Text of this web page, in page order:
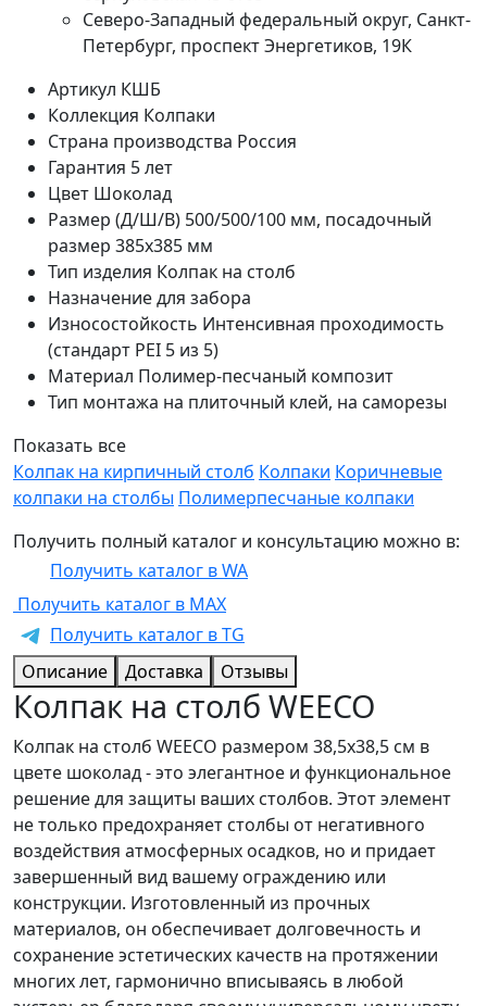
Северо-Западный федеральный округ, Санкт-
Петербург, проспект Энергетиков, 19К
Артикул КШБ
Коллекция Колпаки
Страна производства Россия
Гарантия 5 лет
Цвет Шоколад
Размер (Д/Ш/В) 500/500/100 мм, посадочный
размер 385х385 мм
Тип изделия Колпак на столб
Назначениедля забора
Износостойкость Интенсивная проходимость
(стандарт PEI 5 из 5)
Материал Полимер-песчаный композит
Тип монтажа на плиточный клей, на саморезы
Показать все
Колпак на кирпичный столб Колпаки Коричневые
колпаки на столбы Полимерпесчаные колпаки
Получить полный каталог и консультацию можно в:
Получить каталог в WA
Получить каталог в MAX
Получить каталог в TG
Описание
Доставка Отзывы
Колпак на столб WEECO
Колпак на столб WEECO размером 38,5х38,5 см в
цвете шоколад - это элегантное и функциональное
решение для защиты ваших столбов. Этот элемент
не только предохраняет столбы от негативного
воздействия атмосферных осадков, но и придает
завершенный вид вашему ограждению или
конструкции. Изготовленный из прочных
материалов, он обеспечивает долговечность и
сохранение эстетических качеств на протяжении
многих лет, гармонично вписываясь в любой